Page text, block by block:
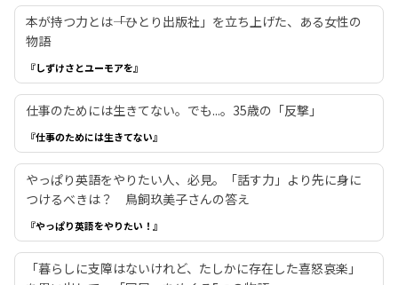
本が持つ力とは――「ひとり出版社」を立ち上げた、ある女性の
物語
『しずけさとユーモアを』
仕事のためには生きてない。でも...。35歳の「反撃」
『仕事のためには生きてない』
やっぱり英語をやりたい人、必見。「話す力」より先に身に
つけるべきは？ 鳥飼玖美子さんの答え
『やっぱり英語をやりたい！』
「暮らしに支障はないけれど、たしかに存在した喜怒哀楽」